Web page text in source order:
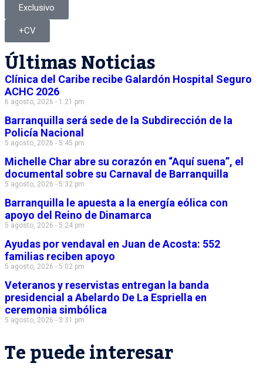
Exclusivo
+CV
Últimas Noticias
Clínica del Caribe recibe Galardón Hospital Seguro
ACHC 2026
6 agosto, 2026 - 1:21 pm
Barranquilla será sede de la Subdirección de la
Policía Nacional
5 agosto, 2026 - 5:45 pm
Michelle Char abre su corazón en “Aquí suena”, el
documental sobre su Carnaval de Barranquilla
5 agosto, 2026 - 5:32 pm
Barranquilla le apuesta a la energía eólica con
apoyo del Reino de Dinamarca
5 agosto, 2026 - 5:24 pm
Ayudas por vendaval en Juan de Acosta: 552
familias reciben apoyo
5 agosto, 2026 - 5:02 pm
Veteranos y reservistas entregan la banda
presidencial a Abelardo De La Espriella en
ceremonia simbólica
5 agosto, 2026 - 3:31 pm
Te puede interesar